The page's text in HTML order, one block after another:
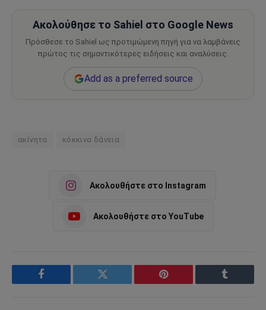
Ακολούθησε το Sahiel στο Google News
Πρόσθεσε το Sahiel ως προτιμώμενη πηγή για να λαμβάνεις
πρώτος τις σημαντικότερες ειδήσεις και αναλύσεις.
Add as a preferred source
ακίνητα κόκκινα δάνεια
Ακολουθήστε στο Instagram
Ακολουθήστε στο YouTube
Facebook Twitter Pinterest Tumblr